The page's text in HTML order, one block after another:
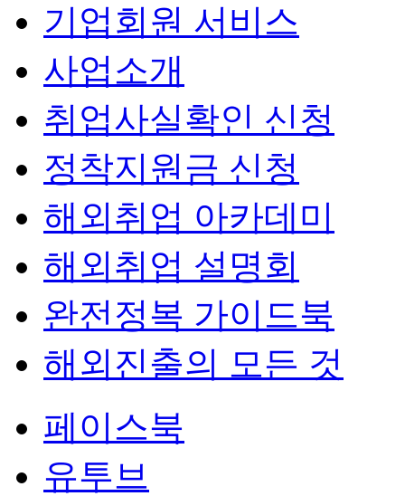
기업회원 서비스
사업소개
취업사실확인 신청
정착지원금 신청
해외취업 아카데미
해외취업 설명회
완전정복 가이드북
해외진출의 모든 것
페이스북
유투브